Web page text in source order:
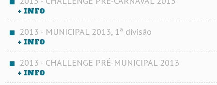
+ INFO
2013 - MUNICIPAL 2013, 1ª divisão
+ INFO
2013 - CHALLENGE PRÉ-MUNICIPAL 2013
+ INFO